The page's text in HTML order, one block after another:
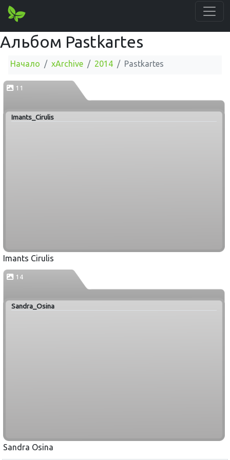
Альбом Pastkartes
Начало xArchive 2014 Pastkartes
11
Imants_Cirulis
Imants Cirulis
14
Sandra_Osina
Sandra Osina